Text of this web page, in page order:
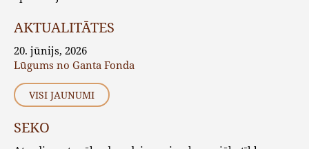
AKTUALITĀTES
20. jūnijs, 2026
Lūgums no Ganta Fonda
VISI JAUNUMI
SEKO